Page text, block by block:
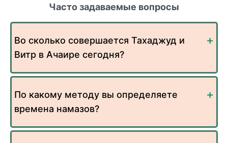
Часто задаваемые вопросы
Во сколько совершается Тахаджуд и
Витр в Ачаире сегодня?
По какому методу вы определяете
времена намазов?